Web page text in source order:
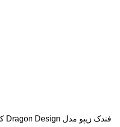
فندک زیپو مدل Dragon Design کد 48575